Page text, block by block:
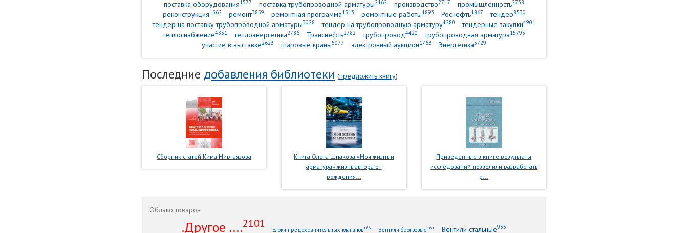
поставка оборудования1577 поставка трубопроводной арматуры2162 производство2717 промышленность2738
реконструкция1562 ремонт3859 ремонтная программа1513 ремонтные работы1893 Роснефть1867 тендер8530
тендер на поставку трубопроводной арматуры3028 тендер на трубопроводную арматуру4280 тендерные закупки4901
теплоснабжение4851 теплоэнергетика2786 Транснефть2782 трубопровод4420 трубопроводная арматура15795
участие в выставке2623 шаровые краны5077 электронный аукцион1763 Энергетика5729
Последние добавления библиотеки (предложить книгу)
Сборник статей Кима Миргаязова
Книга Олега Шпакова «Моя жизнь и
арматура» жизнь автора от
рождения...
Приведенные в книге результаты
исследований позволили разработать
р...
Облакотоваров
.Другое ....2101
Блоки предохранительных клапанов166 Вентили бронзовые161 Вентили стальные933